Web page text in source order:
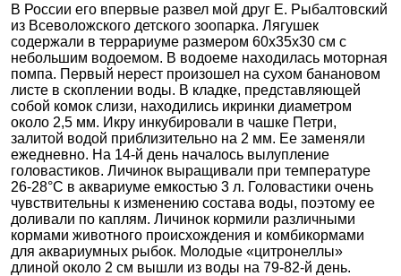
В России его впервые развел мой друг Е. Рыбалтовский
из Всеволожского детского зоопарка. Лягушек
содержали в террариуме размером 60x35x30 см с
небольшим водоемом. В водоеме находилась моторная
помпа. Первый нерест произошел на сухом банановом
листе в скоплении воды. В кладке, представляющей
собой комок слизи, находились икринки диаметром
около 2,5 мм. Икру инкубировали в чашке Петри,
залитой водой приблизительно на 2 мм. Ее заменяли
ежедневно. На 14-й день началось вылупление
головастиков. Личинок выращивали при температуре
26-28°С в аквариуме емкостью 3 л. Головастики очень
чувствительны к изменению состава воды, поэтому ее
доливали по каплям. Личинок кормили различными
кормами животного происхождения и комбикормами
для аквариумных рыбок. Молодые «цитронеллы»
длиной около 2 см вышли из воды на 79-82-й день.